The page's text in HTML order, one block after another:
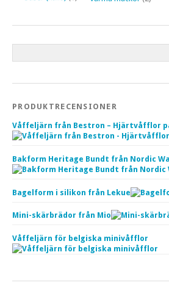
PRODUKTRECENSIONER
Våffeljärn från Bestron – Hjärtvåfflor
Bakform Heritage Bundt från Nordic
Bagelform i silikon från Lekue
Mini-skärbrädor från Mio
Våffeljärn för belgiska minivåfflor